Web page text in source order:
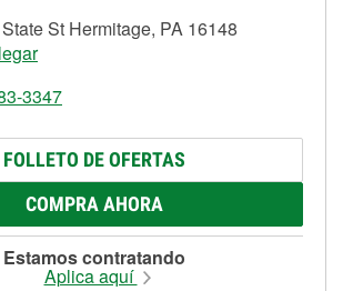
St Hermitage, PA 16148
3347
FOLLETO DE OFERTAS
COMPRA AHORA
Estamos contratando
Aplica aquí